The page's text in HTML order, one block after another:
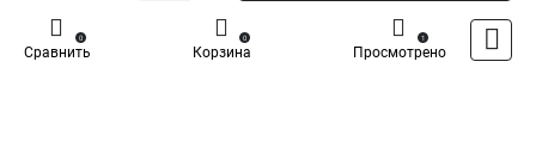
Сравнить
0
Корзина
0
Просмотрено
1